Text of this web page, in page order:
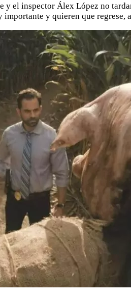
el inspector Álex López no
y quieren que regrese,